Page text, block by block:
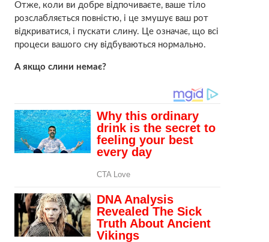
Отже, коли ви добре відпочиваєте, ваше тіло
розслабляється повністю, і це змушує ваш рот
відкриватися, і пускати слину. Це означає, що всі
процеси вашого сну відбуваються нормально.
А якщо слини немає?